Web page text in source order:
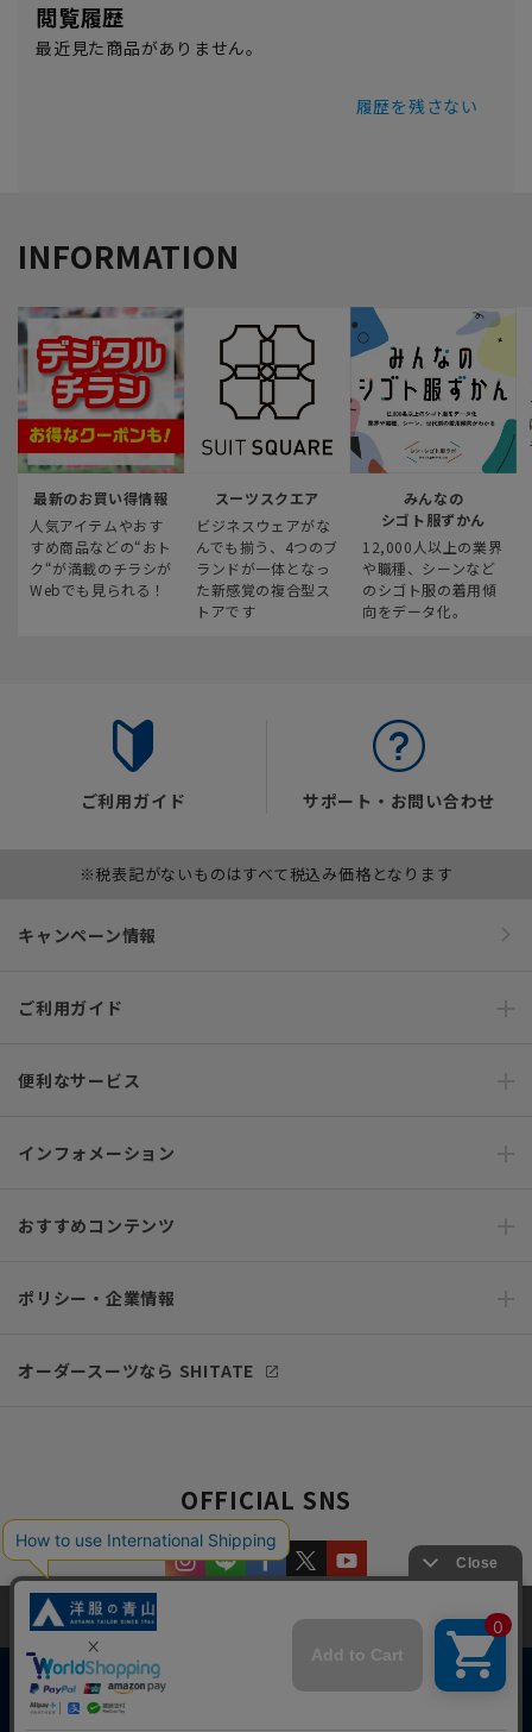
閲覧履歴
最近見た商品がありません。
履歴を残さない
INFORMATION
最新のお買い得情報
人気アイテムやおす
すめ商品などの“おト
ク“が満載のチラシが
Webでも見られる！
スーツスクエア
ビジネスウェアがな
んでも揃う、4つのブ
ランドが一体となっ
た新感覚の複合型ス
トアです
みんなの
シゴト服ずかん
12,000人以上の業界
や職種、シーンなど
のシゴト服の着用傾
向をデータ化。
ご利用ガイド サポート・お問い合わせ
※税表記がないものはすべて税込み価格となります
キャンペーン情報
ご利用ガイド
便利なサービス
インフォメーション
おすすめコンテンツ
ポリシー・企業情報
オーダースーツなら SHITATE
OFFICIAL SNS
当サイトでは、快適な閲覧体験とコンテンツ改善のためにCookieを使用
しています。閲覧を続けることで、Cookieの使用に同意したものとみな
します。詳細については